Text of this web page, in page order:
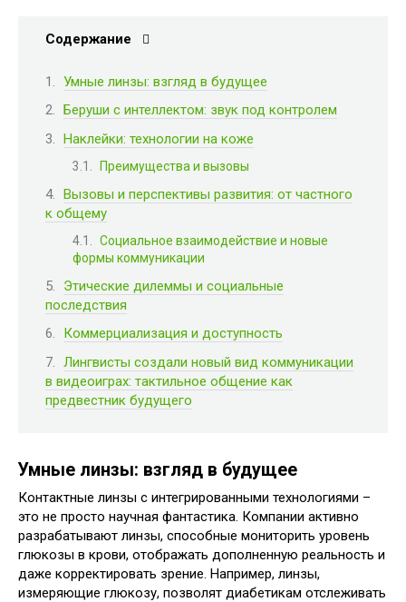
Содержание
Умные линзы: взгляд в будущее
Беруши с интеллектом: звук под контролем
Наклейки: технологии на коже
Преимущества и вызовы
Вызовы и перспективы развития: от частного
к общему
Социальное взаимодействие и новые
формы коммуникации
Этические дилеммы и социальные
последствия
Коммерциализация и доступность
Лингвисты создали новый вид коммуникации
в видеоиграх: тактильное общение как
предвестник будущего
Умные линзы: взгляд в будущее
Контактные линзы с интегрированными технологиями –
это не просто научная фантастика. Компании активно
разрабатывают линзы, способные мониторить уровень
глюкозы в крови, отображать дополненную реальность и
даже корректировать зрение. Например, линзы,
измеряющие глюкозу, позволят диабетикам отслеживать